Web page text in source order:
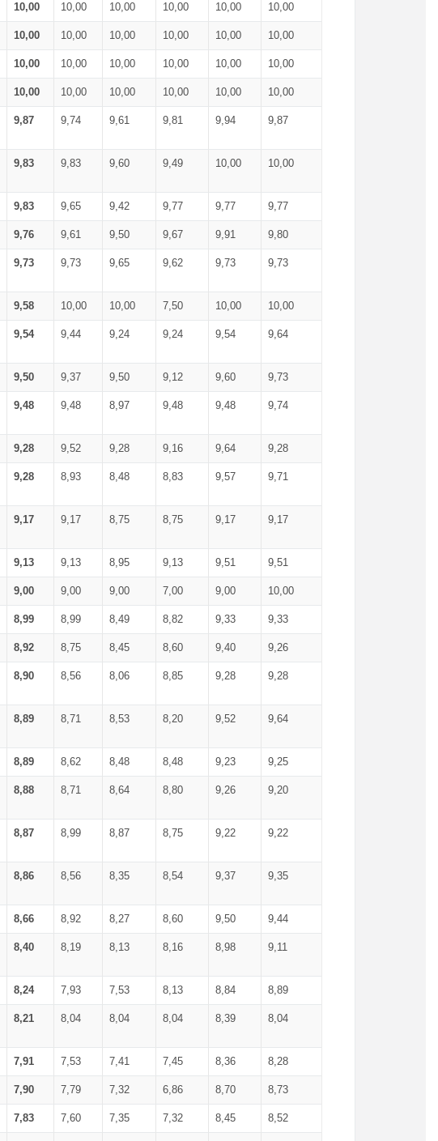
10,00 10,00 10,00 10,00 10,00 10,00
10,00 10,00 10,00 10,00 10,00 10,00
10,00 10,00 10,00 10,00 10,00 10,00
10,00 10,00 10,00 10,00 10,00 10,00
9,87 9,74 9,61 9,81 9,94 9,87
9,83 9,83 9,60 9,49 10,00 10,00
9,83 9,65 9,42 9,77 9,77 9,77
9,76 9,61 9,50 9,67 9,91 9,80
9,73 9,73 9,65 9,62 9,73 9,73
9,58 10,00 10,00 7,50 10,00 10,00
9,54 9,44 9,24 9,24 9,54 9,64
9,50 9,37 9,50 9,12 9,60 9,73
9,48 9,48 8,97 9,48 9,48 9,74
9,28 9,52 9,28 9,16 9,64 9,28
9,28 8,93 8,48 8,83 9,57 9,71
9,17 9,17 8,75 8,75 9,17 9,17
9,13 9,13 8,95 9,13 9,51 9,51
9,00 9,00 9,00 7,00 9,00 10,00
8,99 8,99 8,49 8,82 9,33 9,33
8,92 8,75 8,45 8,60 9,40 9,26
8,90 8,56 8,06 8,85 9,28 9,28
8,89 8,71 8,53 8,20 9,52 9,64
8,89 8,62 8,48 8,48 9,23 9,25
8,88 8,71 8,64 8,80 9,26 9,20
8,87 8,99 8,87 8,75 9,22 9,22
8,86 8,56 8,35 8,54 9,37 9,35
8,66 8,92 8,27 8,60 9,50 9,44
8,40 8,19 8,13 8,16 8,98 9,11
8,24 7,93 7,53 8,13 8,84 8,89
8,21 8,04 8,04 8,04 8,39 8,04
7,91 7,53 7,41 7,45 8,36 8,28
7,90 7,79 7,32 6,86 8,70 8,73
7,83 7,60 7,35 7,32 8,45 8,52